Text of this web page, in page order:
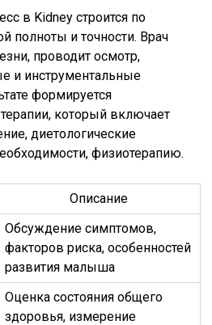
в Kidney строится по
полноты и точности. Врач
проводит осмотр,
и инструментальные
формируется
который включает
диетологические
физиотерапию.
Описание
Обсуждение симптомов,
факторов риска, особенностей
развития малыша
Оценка состояния общего
здоровья, измерение